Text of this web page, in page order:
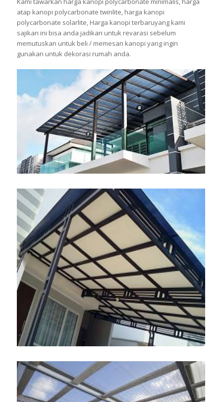
atap kanopi polycarbonate twinlite, harga kanopi
polycarbonate solarlite, Harga kanopi terbaruyang kami
sajikan ini bisa anda jadikan untuk revarasi sebelum
memutuskan untuk beli / memesan kanopi yang ingin
gunakan untuk dekorasi rumah anda.